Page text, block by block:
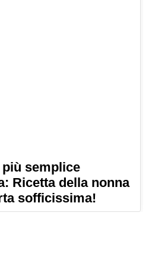
semplice
Ricetta della nonna
sofficissima!